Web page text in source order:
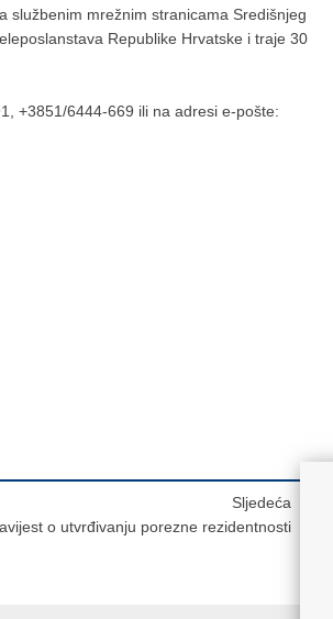
službenim mrežnim stranicama Središnjeg
Republike Hrvatske i traje 30
+3851/6444-669 ili na adresi e-pošte:
Sljedeća
o utvrđivanju porezne rezidentnosti